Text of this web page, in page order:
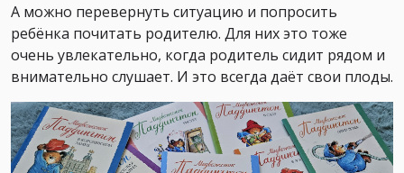
А можно перевернуть ситуацию и попросить
ребёнка почитать родителю. Для них это тоже
очень увлекательно, когда родитель сидит рядом и
внимательно слушает. И это всегда даёт свои плоды.